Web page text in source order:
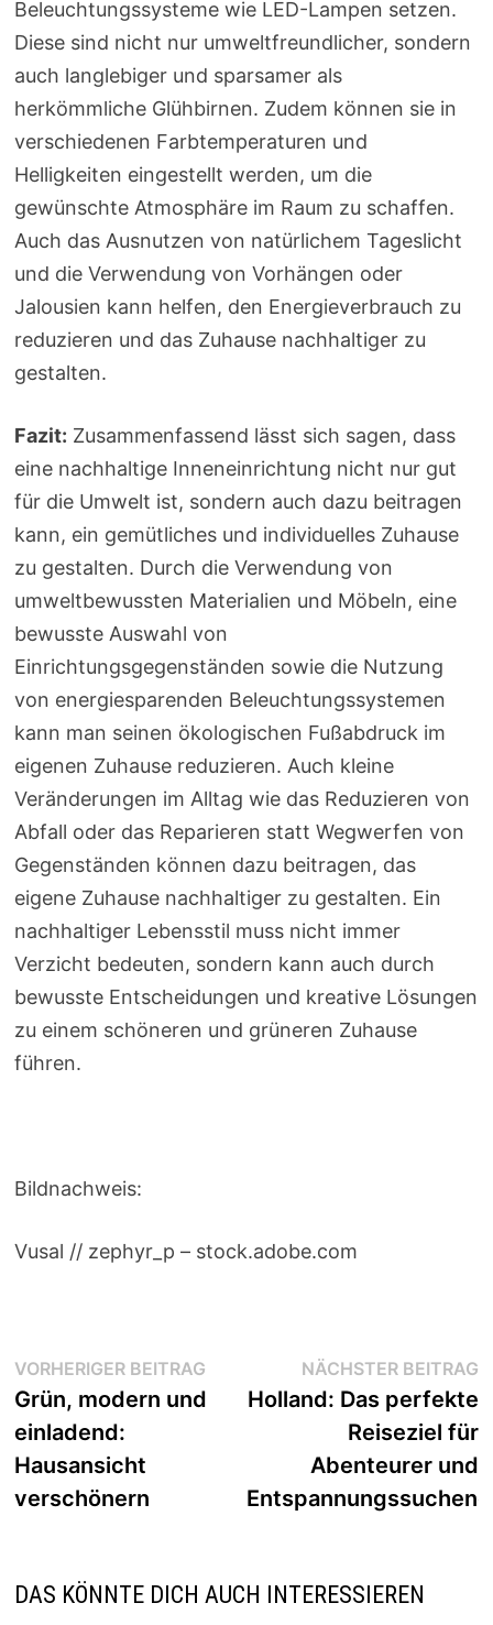
Beleuchtungssysteme wie LED-Lampen setzen.
Diese sind nicht nur umweltfreundlicher, sondern
auch langlebiger und sparsamer als
herkömmliche Glühbirnen. Zudem können sie in
verschiedenen Farbtemperaturen und
Helligkeiten eingestellt werden, um die
gewünschte Atmosphäre im Raum zu schaffen.
Auch das Ausnutzen von natürlichem Tageslicht
und die Verwendung von Vorhängen oder
Jalousien kann helfen, den Energieverbrauch zu
reduzieren und das Zuhause nachhaltiger zu
gestalten.
Fazit: Zusammenfassend lässt sich sagen, dass
eine nachhaltige Inneneinrichtung nicht nur gut
für die Umwelt ist, sondern auch dazu beitragen
kann, ein gemütliches und individuelles Zuhause
zu gestalten. Durch die Verwendung von
umweltbewussten Materialien und Möbeln, eine
bewusste Auswahl von
Einrichtungsgegenständen sowie die Nutzung
von energiesparenden Beleuchtungssystemen
kann man seinen ökologischen Fußabdruck im
eigenen Zuhause reduzieren. Auch kleine
Veränderungen im Alltag wie das Reduzieren von
Abfall oder das Reparieren statt Wegwerfen von
Gegenständen können dazu beitragen, das
eigene Zuhause nachhaltiger zu gestalten. Ein
nachhaltiger Lebensstil muss nicht immer
Verzicht bedeuten, sondern kann auch durch
bewusste Entscheidungen und kreative Lösungen
zu einem schöneren und grüneren Zuhause
führen.
Bildnachweis:
Vusal // zephyr_p – stock.adobe.com
Beitragsnavigation
VORHERIGER BEITRAGVorheriger
Beitrag:
Grün, modern und
einladend:
Hausansicht
verschönern
NÄCHSTER BEITRAG
Holland: Das perfekte
Reiseziel für
Abenteurer und
DAS KÖNNTE DICH AUCH INTERESSIEREN